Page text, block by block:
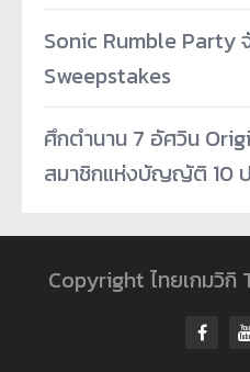
Sonic Rumble Party
Sweepstakes
ศึกตำนาน 7 อัศวิน
สมาชิกแห่งบัญญัติ 10 ป
Copyright ไทยเกมวิกิ